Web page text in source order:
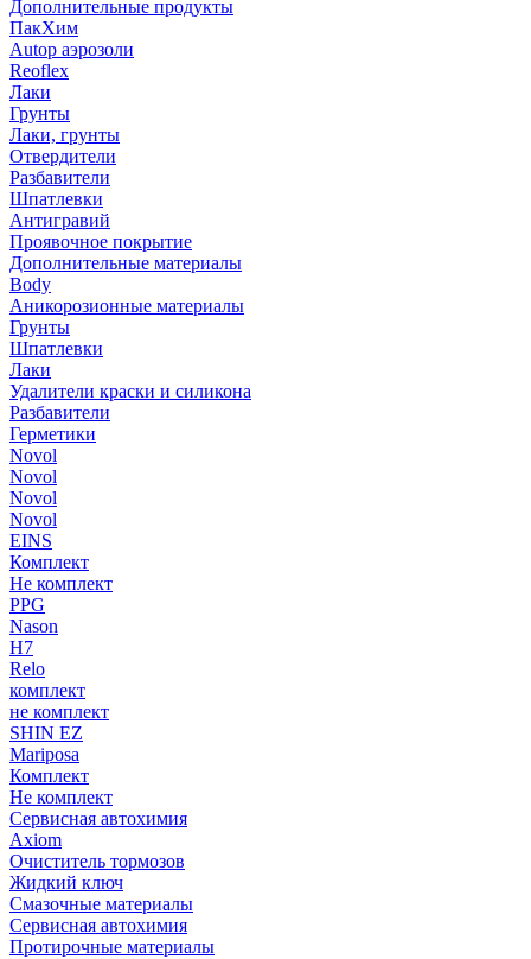
Дополнительные продукты
ПакХим
Autop аэрозоли
Reoflex
Лаки
Грунты
Лаки, грунты
Отвердители
Разбавители
Шпатлевки
Антигравий
Проявочное покрытие
Дополнительные материалы
Body
Аникорозионные материалы
Грунты
Шпатлевки
Лаки
Удалители краски и силикона
Разбавители
Герметики
Novol
Novol
Novol
Novol
EINS
Комплект
Не комплект
PPG
Nason
H7
Relo
комплект
не комплект
SHIN EZ
Mariposa
Комплект
Не комплект
Сервисная автохимия
Axiom
Очиститель тормозов
Жидкий ключ
Смазочные материалы
Сервисная автохимия
Протирочные материалы